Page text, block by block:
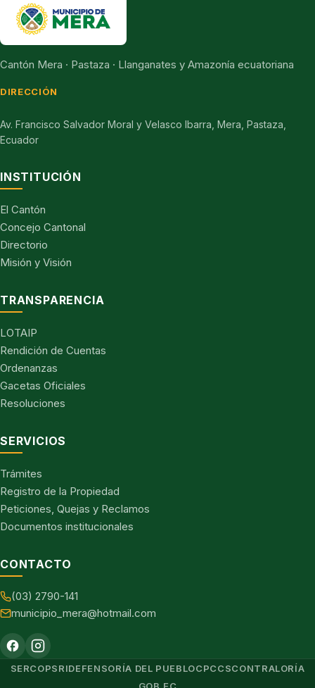
Cantón Mera · Pastaza · Llanganates y Amazonía ecuatoriana
DIRECCIÓN
Av. Francisco Salvador Moral y Velasco Ibarra, Mera, Pastaza,
Ecuador
INSTITUCIÓN
El Cantón
Concejo Cantonal
Directorio
Misión y Visión
TRANSPARENCIA
LOTAIP
Rendición de Cuentas
Ordenanzas
Gacetas Oficiales
Resoluciones
SERVICIOS
Trámites
Registro de la Propiedad
Peticiones, Quejas y Reclamos
Documentos institucionales
CONTACTO
(03) 2790-141
municipio_mera@hotmail.com
SERCOPSRIDEFENSORÍA DEL PUEBLOCPCCSCONTRALORÍA